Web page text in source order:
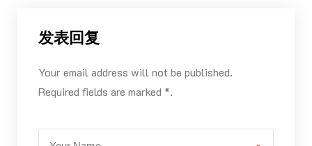
发表回复
Your email address will not be published.
Required fields are marked *.